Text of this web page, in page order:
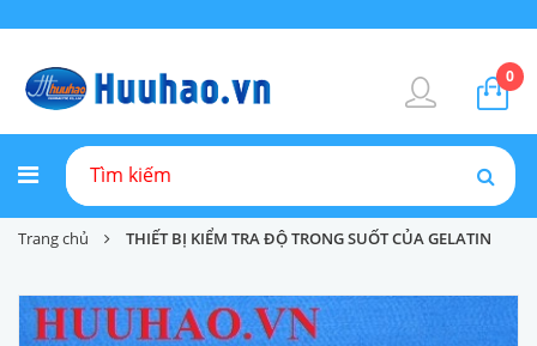
0
Trang chủ THIẾT BỊ KIỂM TRA ĐỘ TRONG SUỐT CỦA GELATIN